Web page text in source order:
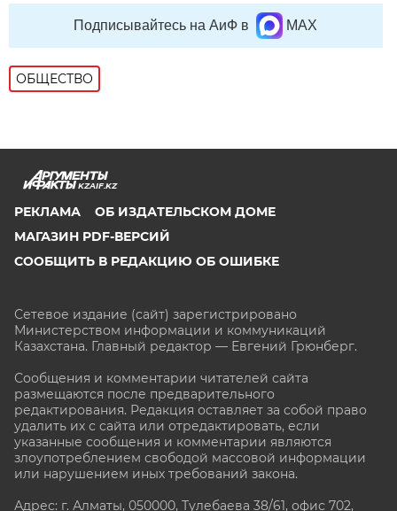
Подписывайтесь на АиФ в MAX
ОБЩЕСТВО
KZAIF.KZ
РЕКЛАМА
ОБ ИЗДАТЕЛЬСКОМ ДОМЕ
МАГАЗИН PDF-ВЕРСИЙ
СООБЩИТЬ В РЕДАКЦИЮ ОБ ОШИБКЕ
Сетевое издание (сайт) зарегистрировано
Министерством информации и коммуникаций
Казахстана. Главный редактор — Евгений Грюнберг.
Сообщения и комментарии читателей сайта
размещаются после предварительного
редактирования. Редакция оставляет за собой право
удалить их с сайта или отредактировать, если
указанные сообщения и комментарии являются
злоупотреблением свободой массовой информации
или нарушением иных требований закона.
Адрес: г. Алматы, 050000, Тулебаева 38/61, офис 702,